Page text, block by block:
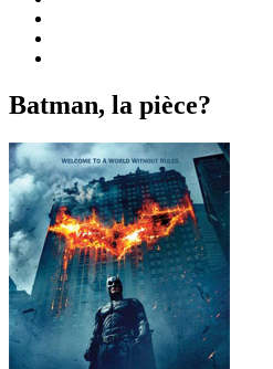
Batman, la pièce?